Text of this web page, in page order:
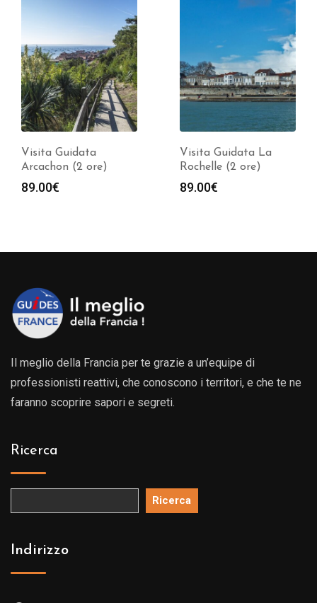
Visita Guidata
Arcachon (2 ore)
89.00€
Visita Guidata La
Rochelle (2 ore)
89.00€
Il meglio della Francia per te grazie a un’equipe di
professionisti reattivi, che conoscono i territori, e che te ne
faranno scoprire sapori e segreti.
Ricerca
Ricerca
Indirizzo